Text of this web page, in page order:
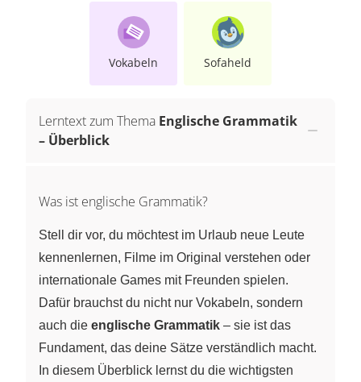
Vokabeln Sofaheld
Lerntext zum Thema Englische Grammatik
– Überblick
Was ist englische Grammatik?
Stell dir vor, du möchtest im Urlaub neue Leute
kennenlernen, Filme im Original verstehen oder
internationale Games mit Freunden spielen.
Dafür brauchst du nicht nur Vokabeln, sondern
auch die englische Grammatik – sie ist das
Fundament, das deine Sätze verständlich macht.
In diesem Überblick lernst du die wichtigsten